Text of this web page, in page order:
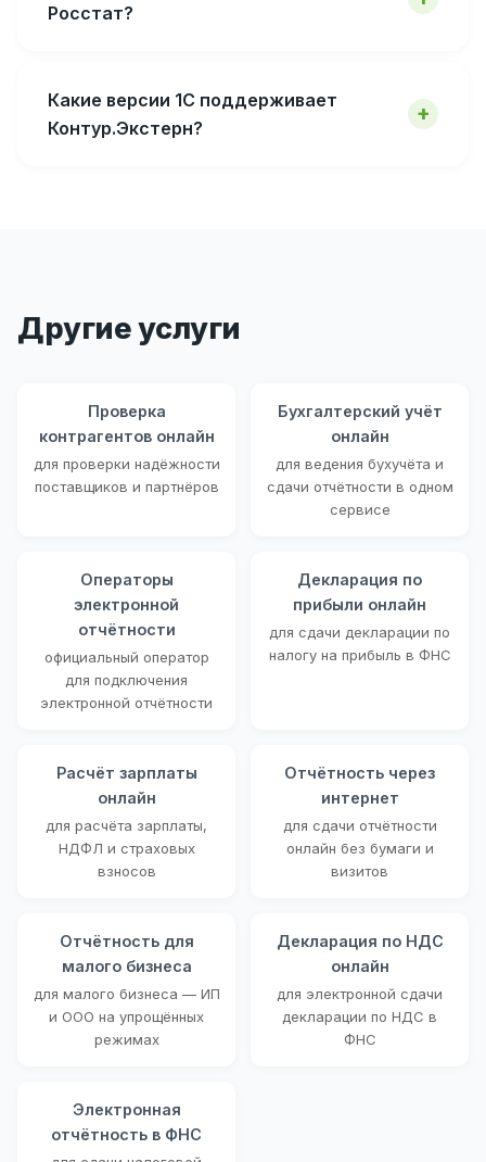
Росстат?
Какие версии 1С поддерживает
Контур.Экстерн?
Другие услуги
Проверка
контрагентов онлайн
для проверки надёжности
поставщиков и партнёров
Бухгалтерский учёт
онлайн
для ведения бухучёта и
сдачи отчётности в одном
сервисе
Операторы
электронной
отчётности
официальный оператор
для подключения
электронной отчётности
Декларация по
прибыли онлайн
для сдачи декларации по
налогу на прибыль в ФНС
Расчёт зарплаты
онлайн
для расчёта зарплаты,
НДФЛ и страховых
взносов
Отчётность через
интернет
для сдачи отчётности
онлайн без бумаги и
визитов
Отчётность для
малого бизнеса
для малого бизнеса — ИП
и ООО на упрощённых
режимах
Декларация по НДС
онлайн
для электронной сдачи
декларации по НДС в
ФНС
Электронная
отчётность в ФНС